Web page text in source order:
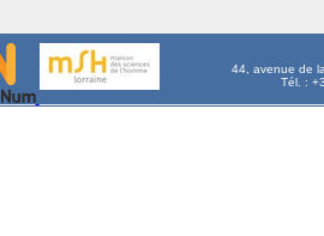
44, avenue de
Tél. :